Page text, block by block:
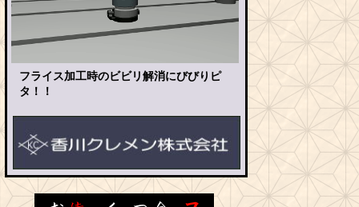
フライス加工時のビビリ解消にびびりピ
タ！！